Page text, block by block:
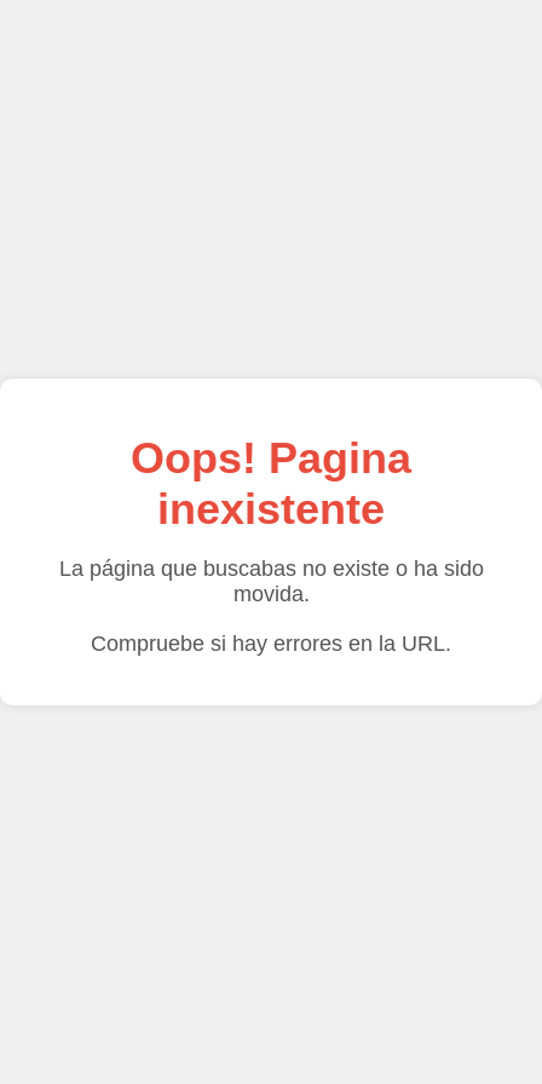
Oops! Pagina
inexistente
La página que buscabas no existe o ha sido
movida.
Compruebe si hay errores en la URL.